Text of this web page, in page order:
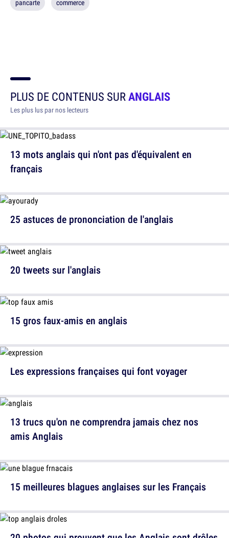
pancarte commerce
PLUS DE CONTENUS SURANGLAIS
Les plus lus par nos lecteurs
13 mots anglais qui n'ont pas d'équivalent en
français
20 tweets sur l'anglais
Les expressions françaises qui font voyager
15 meilleures blagues anglaises sur les Français
25 astuces de prononciation de l'anglais
15 gros faux-amis en anglais
13 trucs qu'on ne comprendra jamais chez nos
amis Anglais